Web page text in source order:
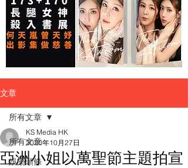
文章
所有文章
娛樂頭條
所有文章
亞洲小姐以萬聖節主題拍宣
KS Media HK
2020年10月27日